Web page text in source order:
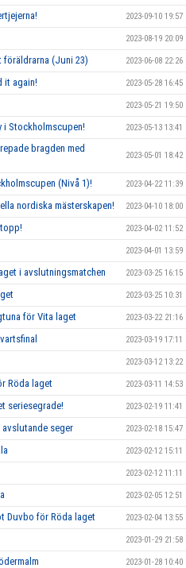
2023-09-10 19:57
2023-08-19 20:09
föräldrarna (Juni 23) 2023-06-08 22:26
it again! 2023-05-28 16:45
2023-05-21 19:50
i Stockholmscupen! 2023-05-13 13:41
bragden med
2023-05-01 18:42
(Nivå 1)! 2023-04-22 11:39
nordiska mästerskapen! 2023-04-10 18:00
2023-04-02 11:52
2023-04-01 13:59
i avslutningsmatchen 2023-03-25 16:15
2023-03-25 10:31
för Vita laget 2023-03-22 21:16
2023-03-19 17:11
2023-03-12 13:22
Röda laget 2023-03-11 14:53
seriesegrade! 2023-02-19 11:41
avslutande seger 2023-02-18 15:47
2023-02-12 15:11
2023-02-12 11:11
2023-02-05 12:51
Duvbo för Röda laget 2023-02-04 13:55
2023-01-29 21:58
2023-01-28 10:40